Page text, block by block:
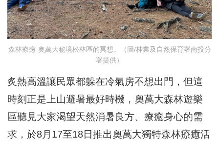
森林療癒-奧萬大秘境松林區的冥想。（圖/林業及自然保育署南投分
署提供）
炙熱高溫讓民眾都躲在冷氣房不想出門，但這
時刻正是上山避暑最好時機，奧萬大森林遊樂
區聽見大家渴望天然消暑良方、療癒身心的需
求，於8月17至18日推出奧萬大獨特森林療癒活